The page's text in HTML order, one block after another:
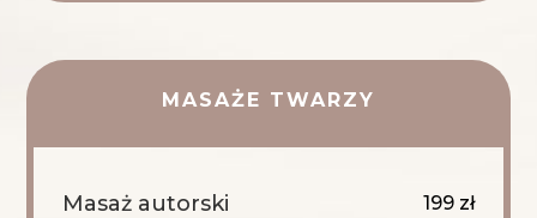
MASAŻE TWARZY
Masaż autorski 199 zł